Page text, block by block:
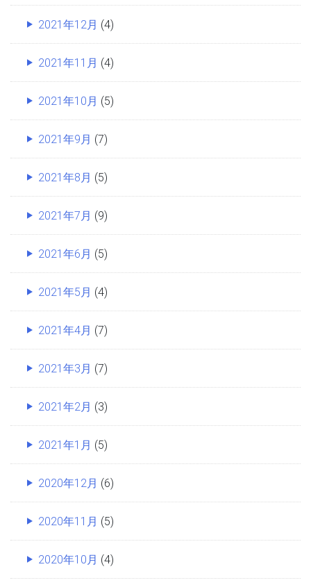
2021年12月 (4)
2021年11月 (4)
2021年10月 (5)
2021年9月 (7)
2021年8月 (5)
2021年7月 (9)
2021年6月 (5)
2021年5月 (4)
2021年4月 (7)
2021年3月 (7)
2021年2月 (3)
2021年1月 (5)
2020年12月 (6)
2020年11月 (5)
2020年10月 (4)